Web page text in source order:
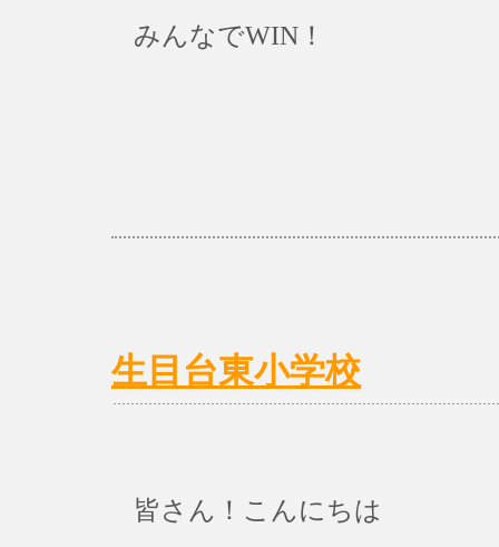
みんなでWIN！
生目台東小学校
皆さん！こんにちは